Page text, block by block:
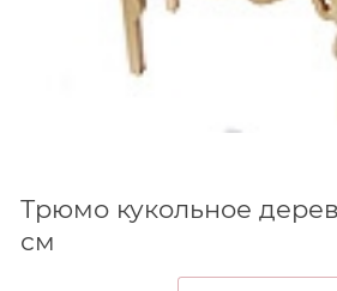
Трюмо кукольное
см